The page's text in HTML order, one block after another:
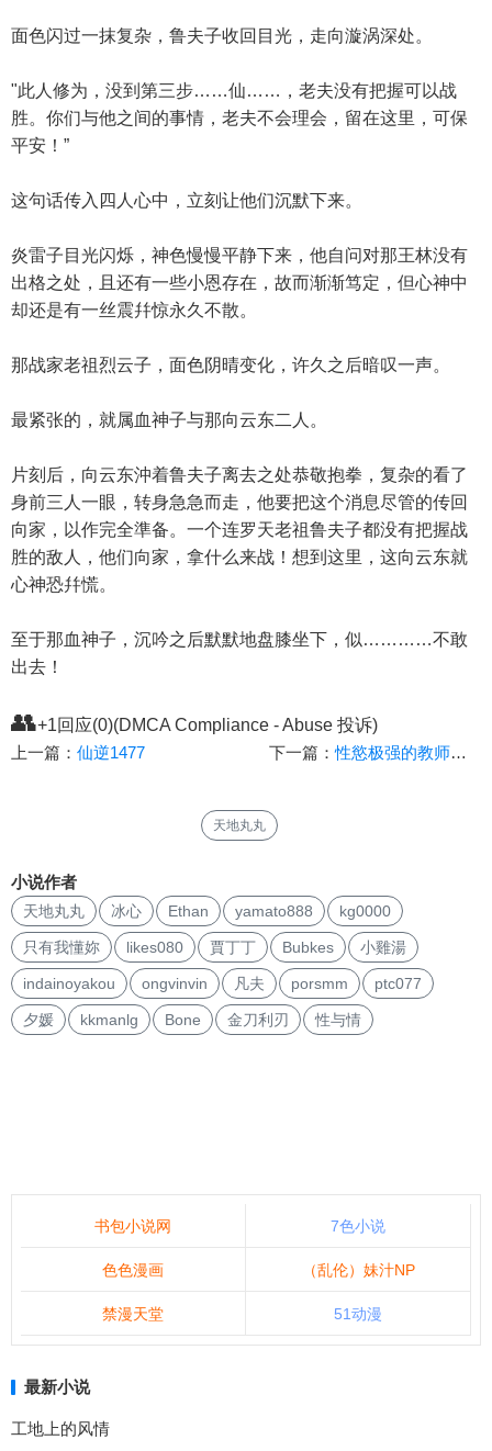
面色闪过一抹复杂，鲁夫子收回目光，走向漩涡深处。
"此人修为，没到第三步……仙……，老夫没有把握可以战
胜。你们与他之间的事情，老夫不会理会，留在这里，可保
平安！”
这句话传入四人心中，立刻让他们沉默下来。
炎雷子目光闪烁，神色慢慢平静下来，他自问对那王林没有
出格之处，且还有一些小恩存在，故而渐渐笃定，但心神中
却还是有一丝震幷惊永久不散。
那战家老祖烈云子，面色阴晴变化，许久之后暗叹一声。
最紧张的，就属血神子与那向云东二人。
片刻后，向云东沖着鲁夫子离去之处恭敬抱拳，复杂的看了
身前三人一眼，转身急急而走，他要把这个消息尽管的传回
向家，以作完全準备。一个连罗天老祖鲁夫子都没有把握战
胜的敌人，他们向家，拿什么来战！想到这里，这向云东就
心神恐幷慌。
至于那血神子，沉吟之后默默地盘膝坐下，似…………不敢
出去！
👥+1回应(0)(DMCA Compliance - Abuse 投诉)
上一篇： 仙逆1477 下一篇：性慾极强的教师妈妈
天地丸丸
小说作者
天地丸丸 冰心 Ethan yamato888 kg0000
只有我懂妳 likes080 賈丁丁 Bubkes 小雞湯
indainoyakou ongvinvin 凡夫 porsmm ptc077
夕媛 kkmanlg Bone 金刀利刃 性与情
书包小说网 7色小说
色色漫画 （乱伦）妹汁NP
禁漫天堂 51动漫
最新小说
工地上的风情